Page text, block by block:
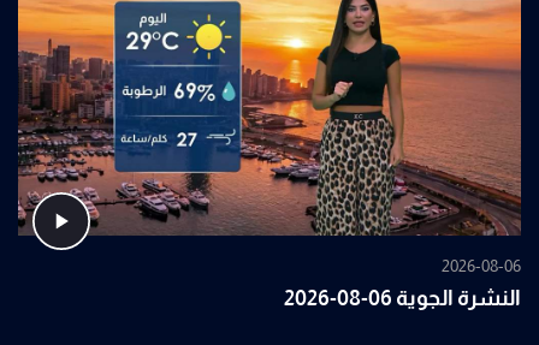
2026-08-06
النشرة الجوية 06-08-2026